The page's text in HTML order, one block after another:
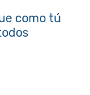
como tú